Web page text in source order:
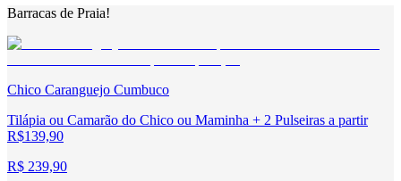
Barracas de Praia!
Chico Caranguejo Cumbuco
Tilápia ou Camarão do Chico ou Maminha + 2 Pulseiras a partir
R$139,90
R$ 239,90